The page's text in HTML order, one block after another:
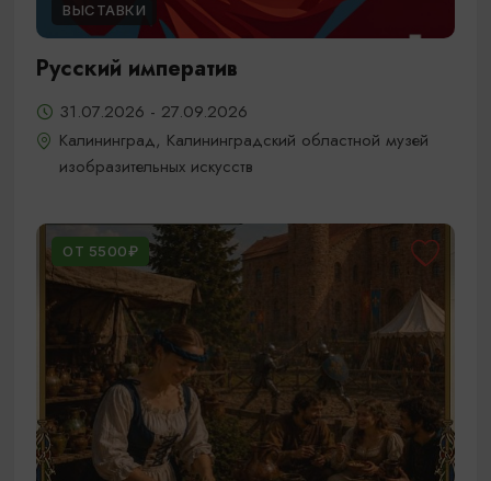
ВЫСТАВКИ
Русский императив
31.07.2026 - 27.09.2026
Калининград, Калининградский областной музей
изобразительных искусств
ОТ 5500₽